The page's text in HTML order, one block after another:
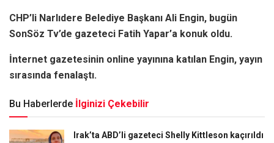
CHP’li Narlıdere Belediye Başkanı Ali Engin, bugün
SonSöz Tv’de gazeteci Fatih Yapar’a konuk oldu.
İnternet gazetesinin online yayınına katılan Engin, yayın
sırasında fenalaştı.
Bu Haberlerde İlginizi Çekebilir
Irak’ta ABD’li gazeteci Shelly Kittleson kaçırıldı